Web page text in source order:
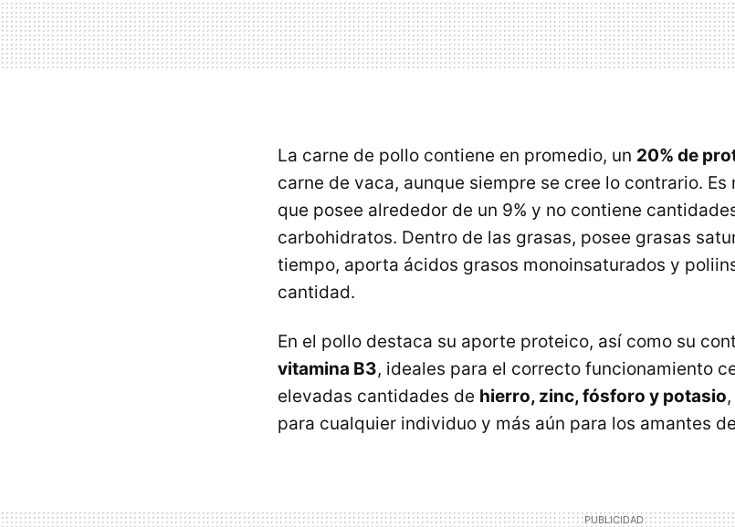
La carne de pollo contiene en promedio, un 20% de
carne de vaca, aunque siempre se cree lo contrario. Es
que posee alrededor de un 9% y no contiene
carbohidratos. Dentro de las grasas, posee grasas
tiempo, aporta ácidos grasos monoinsaturados y
cantidad.
En el pollo destaca su aporte proteico, así como su
vitamina B3, ideales para el correcto funcionamiento
elevadas cantidades de hierro, zinc, fósforo y potasio
para cualquier individuo y más aún para los amantes